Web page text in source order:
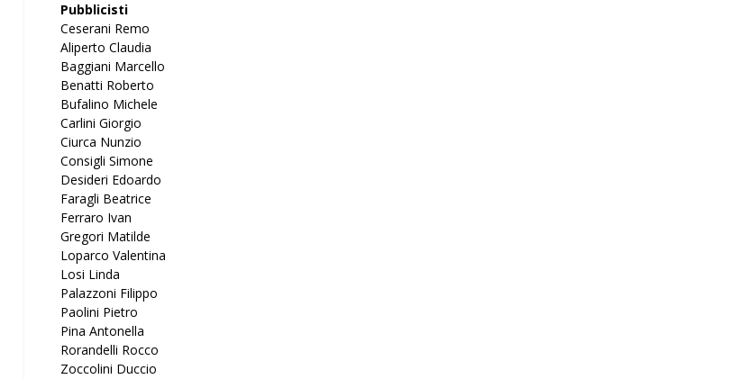
Pubblicisti
Ceserani Remo
Aliperto Claudia
Baggiani Marcello
Benatti Roberto
Bufalino Michele
Carlini Giorgio
Ciurca Nunzio
Consigli Simone
Desideri Edoardo
Faragli Beatrice
Ferraro Ivan
Gregori Matilde
Loparco Valentina
Losi Linda
Palazzoni Filippo
Paolini Pietro
Pina Antonella
Rorandelli Rocco
Zoccolini Duccio